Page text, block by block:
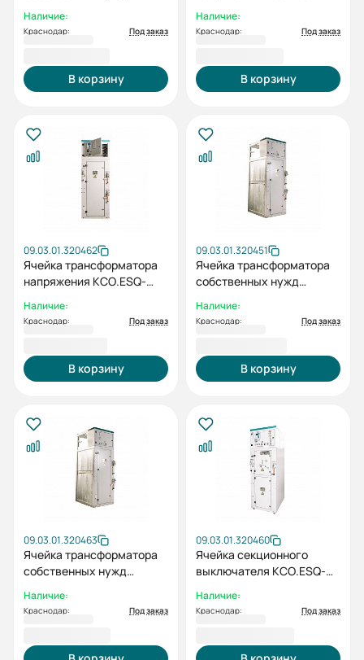
(40кВА)
Наличие:
Краснодар: Под заказ
В корзину
Наличие:
Краснодар: Под заказ
В корзину
09.03.01.320462
Ячейка трансформатора
напряжения КСО.ESQ-
Наличие:
Краснодар: Под заказ
В корзину
09.03.01.320451
Ячейка трансформатора
собственных нужд
7ТСН-630-6кВ
Наличие:
Краснодар: Под заказ
В корзину
09.03.01.320463
Ячейка трансформатора
собственных нужд
7ТСН-630-10кВ
Наличие:
Краснодар: Под заказ
09.03.01.320460
Ячейка секционного
выключателя КСО.ESQ-
Наличие:
Краснодар: Под заказ